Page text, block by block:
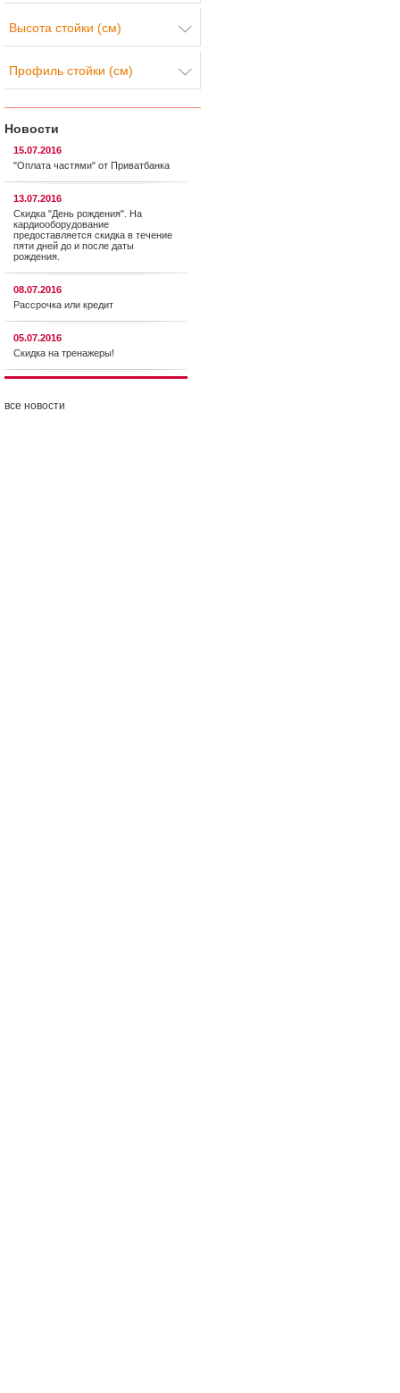
Высота стойки (см)
Профиль стойки (см)
Новости
15.07.2016
"Оплата частями" от Приватбанка
13.07.2016
Скидка "День рождения". На
кардиооборудование
предоставляется cкидка в течение
пяти дней до и после даты
рождения.
08.07.2016
Рассрочка или кредит
05.07.2016
Скидка на тренажеры!
все новости